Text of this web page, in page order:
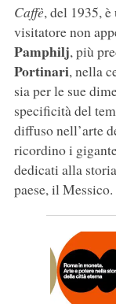
Caffè, del 1935,
visitatore non
Pamphilj, più
Portinari, nella
sia per le sue
specificità del
diffuso nell’arte
ricordino i
dedicati alla
paese, il Messico.